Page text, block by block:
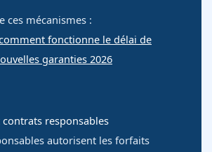
ces mécanismes :
fonctionne le délai de
garanties 2026
responsables
autorisent les forfaits